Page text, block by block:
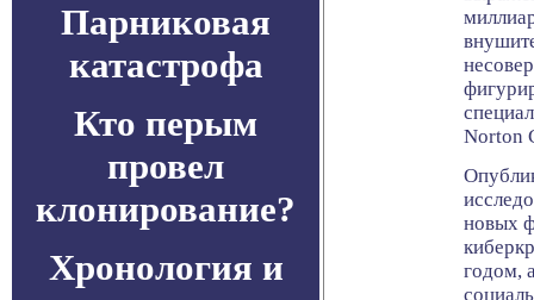
Парниковая
катастрофа
Кто перым
провел
клонирование?
Хронология и
Norton
новых
годом,